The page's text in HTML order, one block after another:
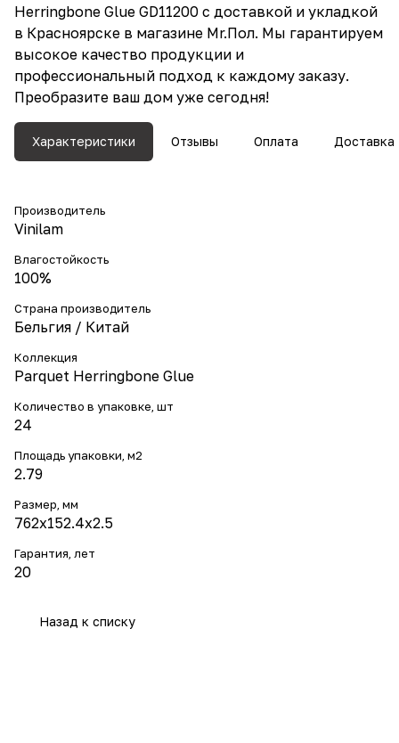
Herringbone Glue GD11200 с доставкой и укладкой
в Красноярске в магазине Mr.Пол. Мы гарантируем
высокое качество продукции и
профессиональный подход к каждому заказу.
Преобразите ваш дом уже сегодня!
Характеристики Отзывы Оплата Доставка
Производитель
Vinilam
Влагостойкость
100%
Страна производитель
Бельгия / Китай
Коллекция
Parquet Herringbone Glue
Количество в упаковке, шт
24
Площадь упаковки, м2
2.79
Размер, мм
762х152.4х2.5
Гарантия, лет
20
Назад к списку